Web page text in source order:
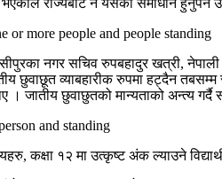
नगर सचिव रुपबहादुर खत्री,
छुवाछूत व्याबहारीक रुपमा हट्दैन
। जातीय छुवाछुतको मान्यताको अन्त्य
कक्षा १२ मा उत्कृष्ट अंक ल्याउने